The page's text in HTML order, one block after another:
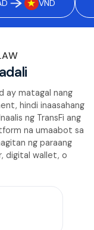
VND
ay matagal nang
hindi inaasahang
ng TransFi ang
na umaabot sa
ng paraang
digital wallet, o